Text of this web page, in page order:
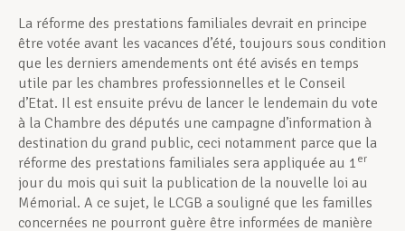
La réforme des prestations familiales devrait en principe
être votée avant les vacances d’été, toujours sous condition
que les derniers amendements ont été avisés en temps
utile par les chambres professionnelles et le Conseil
d’Etat. Il est ensuite prévu de lancer le lendemain du vote
à la Chambre des députés une campagne d’information à
destination du grand public, ceci notamment parce que la
réforme des prestations familiales sera appliquée au 1 er
jour du mois qui suit la publication de la nouvelle loi au
Mémorial. A ce sujet, le LCGB a souligné que les familles
concernées ne pourront guère être informées de manière